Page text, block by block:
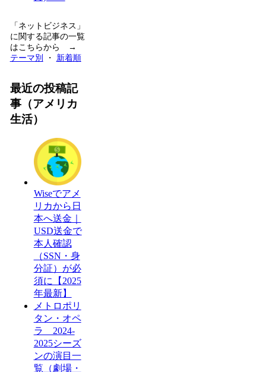
「ネットビジネス」
に関する記事の一覧
はこちらから →
テーマ別
・ 新着順
最近の投稿記
事（アメリカ
生活）
Wiseでアメ
リカから日
本へ送金｜
USD送金で
本人確認
（SSN・身
分証）が必
須に【2025
年最新】
メトロポリ
タン・オペ
ラ 2024-
2025シーズ
ンの演目一
覧（劇場・